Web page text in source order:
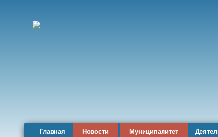
Главная Новости Муниципалитет